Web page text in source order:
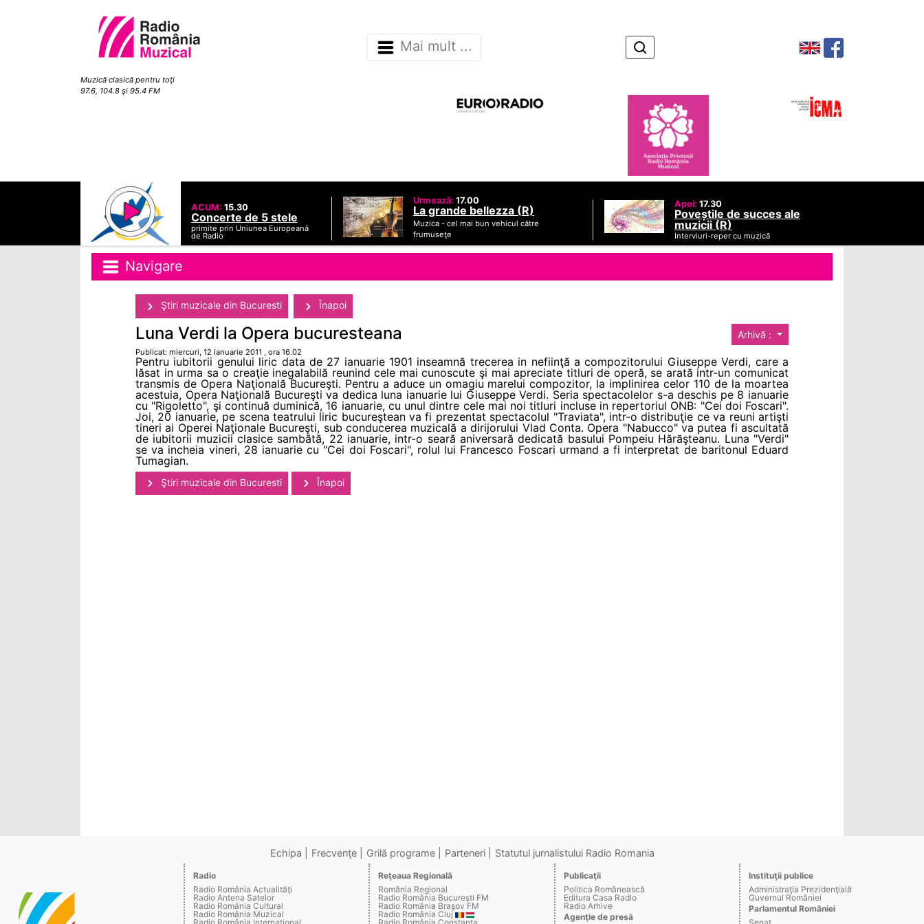
Muzică clasică pentru toţi
97.6, 104.8 şi 95.4 FM
Mai mult ...
ACUM: 15.30
Concerte de 5 stele
primite prin Uniunea Europeană
de Radio
Urmează: 17.00
La grande bellezza (R)
Muzica - cel mai bun vehicul către
frumuseţe
Apoi: 17.30
Poveștile de succes ale
muzicii (R)
Interviuri-reper cu muzică
Navigare
Ştiri muzicale din Bucuresti Înapoi
Arhivă :
Luna Verdi la Opera bucuresteana
Publicat: miercuri, 12 Ianuarie 2011 , ora 16.02
Pentru iubitorii genului liric data de 27 ianuarie 1901 inseamnă trecerea in nefiinţă a compozitorului Giuseppe Verdi, care a
lăsat in urma sa o creaţie inegalabilă reunind cele mai cunoscute şi mai apreciate titluri de operă, se arată intr-un comunicat
transmis de Opera Naţională Bucureşti. Pentru a aduce un omagiu marelui compozitor, la implinirea celor 110 de la moartea
acestuia, Opera Naţională Bucureşti va dedica luna ianuarie lui Giuseppe Verdi. Seria spectacolelor s-a deschis pe 8 ianuarie
cu "Rigoletto", şi continuă duminică, 16 ianuarie, cu unul dintre cele mai noi titluri incluse in repertoriul ONB: "Cei doi Foscari".
Joi, 20 ianuarie, pe scena teatrului liric bucureştean va fi prezentat spectacolul "Traviata", intr-o distribuţie ce va reuni artişti
tineri ai Operei Naţionale Bucureşti, sub conducerea muzicală a dirijorului Vlad Conta. Opera "Nabucco" va putea fi ascultată
de iubitorii muzicii clasice sambătă, 22 ianuarie, intr-o seară aniversară dedicată basului Pompeiu Hărăşteanu. Luna "Verdi"
se va incheia vineri, 28 ianuarie cu "Cei doi Foscari", rolul lui Francesco Foscari urmand a fi interpretat de baritonul Eduard
Tumagian.
Ştiri muzicale din Bucuresti Înapoi
Echipa Frecvenţe Grilă programe Parteneri Statutul jurnalistului Radio Romania
Radio
Radio România Actualităţi
Radio Antena Satelor
Radio România Cultural
Radio România Muzical
Reţeaua Regională
România Regional
Radio România Bucureşti FM
Radio România Braşov FM
Radio România Cluj
Publicaţii
Politica Românească
Editura Casa Radio
Radio Arhive
Agenţie de presă
Instituţii publice
Administraţia Prezidenţială
Guvernul României
Parlamentul României